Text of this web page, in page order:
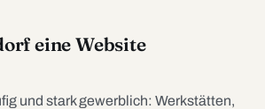
eine Website
und stark gewerblich: Werkstätten,